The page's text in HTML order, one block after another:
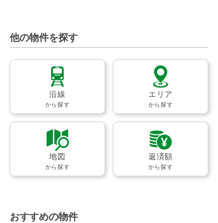
他の物件を探す
沿線
から探す
エリア
から探す
地図
から探す
返済額
から探す
おすすめの物件